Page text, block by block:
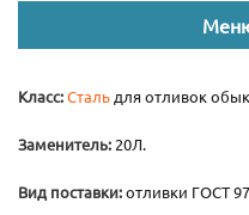
Класс:Сталь для отливок
Заменитель: 20Л.
Вид поставки:отливки ГОСТ